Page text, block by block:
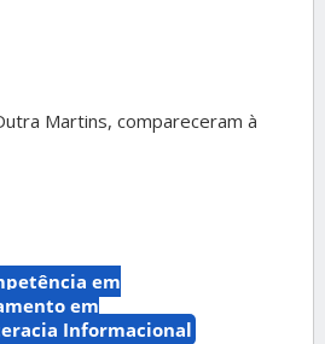
Martins, compareceram à
em
em
Informacional